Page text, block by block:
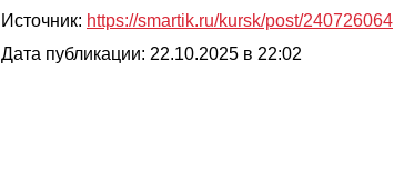
Источник: https://smartik.ru/kursk/post/240726064
Дата публикации: 22.10.2025 в 22:02